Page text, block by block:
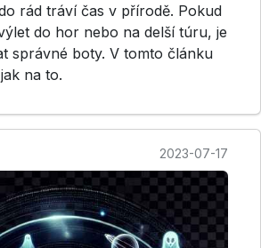
rád tráví čas v přírodě. Pokud
do hor nebo na delší túru, je
správné boty. V tomto článku
na to.
2023-07-17